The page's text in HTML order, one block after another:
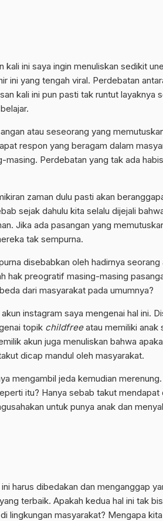
ini saya ingin menuliskan sedikit
ini yang tengah viral. Perdebatan
kali ini pun pasti tak runtut layaknya
atau seseorang yang
respon yang beragam dalam
masing. Perdebatan yang tak ada
zaman dulu pasti akan
sejak dahulu kita selalu dijejali
Jika ada pasangan yang
tak sempurna.
disebabkan oleh hadirnya seorang
hak preogratif masing-masing
dari masyarakat pada umumnya?
instagram saya mengenai hal ini.
topik childfreeatau memiliki anak
akun juga menuliskan bahwa
dicap mandul oleh masyarakat.
mengambil jeda kemudian
itu? Hanya sebab takut mendapat
untuk punya anak dan
harus dibedakan dan menganggap
terbaik. Apakah kedua hal ini tak
lingkungan masyarakat? Mengapa